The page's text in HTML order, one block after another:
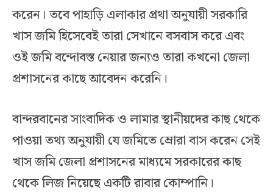
করেন। তবে পাহাড়ি এলাকার প্রথা অনুযায়ী সরকারি
খাস জমি হিসেবেই তারা সেখানে বসবাস করে এবং
ওই জমি বন্দোবস্ত নেয়ার জন্যও তারা কখনো জেলা
প্রশাসনের কাছে আবেদন করেনি।
বান্দরবানের সাংবাদিক ও লামার স্থানীয়দের কাছ থেকে
পাওয়া তথ্য অনুযায়ী যে জমিতে ম্রোরা বাস করেন সেই
খাস জমি জেলা প্রশাসনের মাধ্যমে সরকারের কাছ
থেকে লিজ নিয়েছে একটি রাবার কোম্পানি।